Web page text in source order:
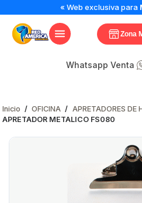
« Web exclusiva para
Zona
Whatsapp Venta
Inicio / OFICINA / APRETADORES DE
APRETADOR METALICO FS080
ACRILICA
CON
APRETADOR